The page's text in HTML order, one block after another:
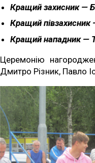
Кращий захисник —
Кращий
Кращий нападник —
Церемонію
Дмитро Різник, Павло